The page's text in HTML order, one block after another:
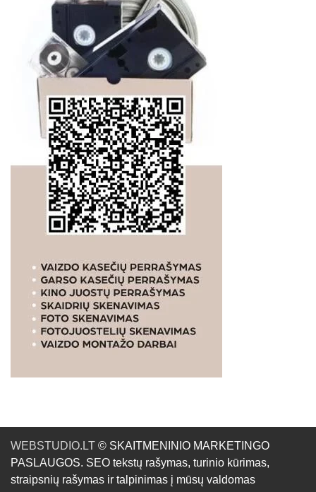
WEBSTUDIO.LT © SKAITMENINIO MARKETINGO
PASLAUGOS. SEO tekstų rašymas, turinio kūrimas,
straipsnių rašymas ir talpinimas į mūsų valdomas